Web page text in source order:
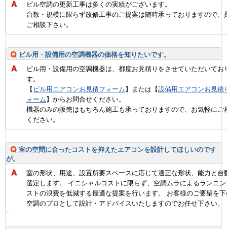
ビル空調の更新工事は多くの実績がございます。
台数・規模に限らず改修工事のご提案は随時承っておりますので、
ご相談下さい。
ビル用・設備用の空調機器の価格を知りたいです。
ビル用・設備用の空調機器は、都度お見積りをさせていただいてお
す。
【 ビル用エアコンお見積フォーム 】または【設備用エアコンお見積
ォーム 】からお問合せください。
機器のみの販売はもちろん施工も承っておりますので、お気軽にご
ください。
室の空間に合ったコストを抑えたエアコンを設計してほしいのです
が。
室の形状、用途、設置所要スペースに応じて適正な形状、能力と台
選定します。 イニシャルコストに限らず、空調ムラによるランニ
ストの浪費を低減する最適な提案を行います。 お客様のご要望を
空調のプロとして設計・アドバイスいたしますのでお任せ下さい。